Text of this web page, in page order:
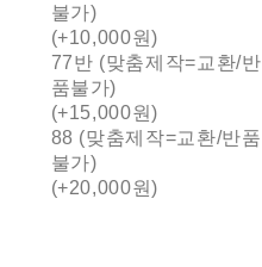
불가)
(+10,000원)
77반 (맞춤제작=교환/반
품불가)
(+15,000원)
88 (맞춤제작=교환/반품
불가)
(+20,000원)